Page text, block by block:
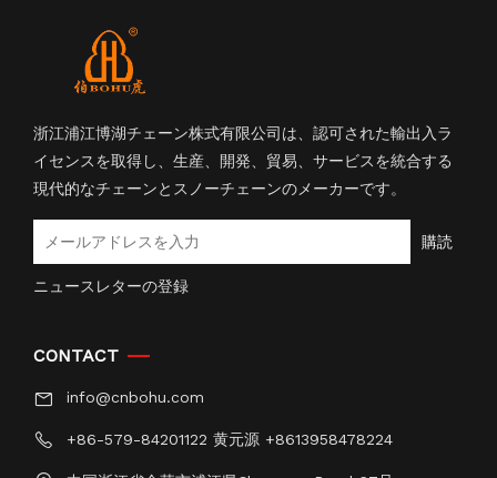
浙江浦江博湖チェーン株式有限公司は、認可された輸出入ラ
イセンスを取得し、生産、開発、貿易、サービスを統合する
現代的なチェーンとスノーチェーンのメーカーです。
購読
ニュースレターの登録
CONTACT
info@cnbohu.com
+86-579-84201122 黄元源 +8613958478224